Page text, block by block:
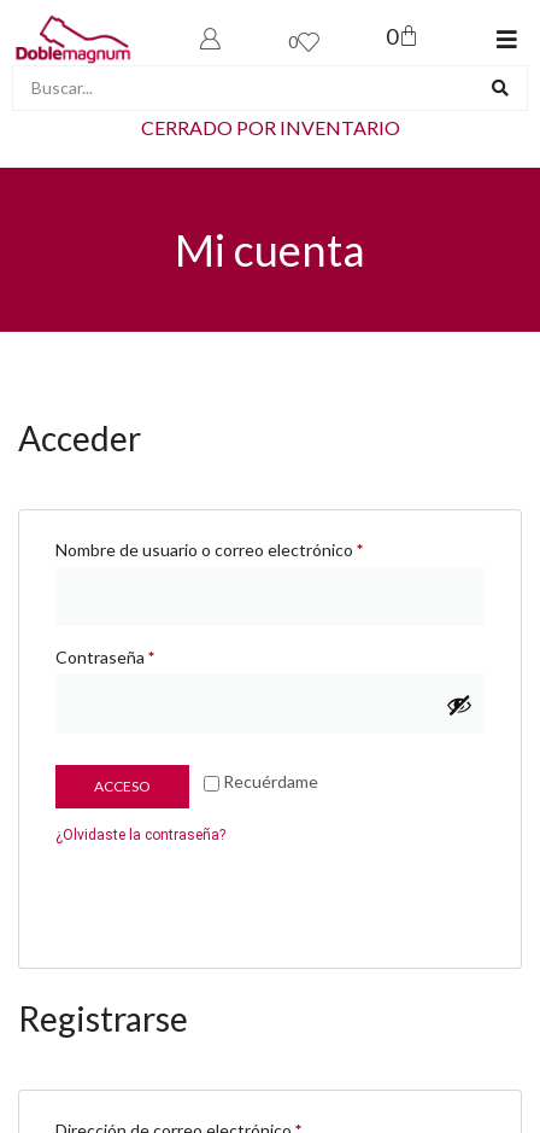
0 0
CERRADO POR INVENTARIO
Mi cuenta
Acceder
Nombre de usuario o correo electrónico *
Contraseña *
Recuérdame
ACCESO
¿Olvidaste la contraseña?
Registrarse